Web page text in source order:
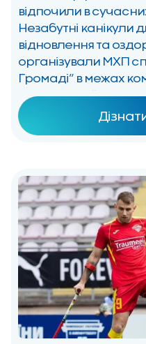
відпочили в
Незабутні канікули
відновлення та
організували МХП
Громаді” в межах
“МХП Поруч”.
Франківщині
наших мобілізованих
Протягом […]